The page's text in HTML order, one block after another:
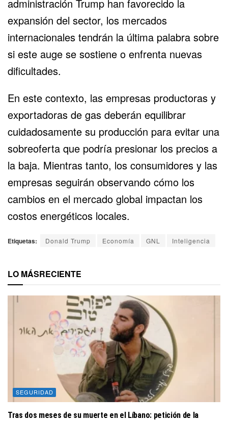
administración Trump han favorecido la
expansión del sector, los mercados
internacionales tendrán la última palabra sobre
si este auge se sostiene o enfrenta nuevas
dificultades.
En este contexto, las empresas productoras y
exportadoras de gas deberán equilibrar
cuidadosamente su producción para evitar una
sobreoferta que podría presionar los precios a
la baja. Mientras tanto, los consumidores y las
empresas seguirán observando cómo los
cambios en el mercado global impactan los
costos energéticos locales.
Etiquetas: Donald Trump Economía GNL Inteligencia
LO MÁSRECIENTE
SEGURIDAD
Tras dos meses de su muerte en el Líbano: petición de la